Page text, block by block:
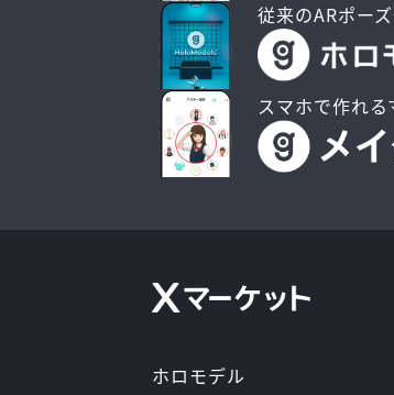
従来のARポー
スマホで作れ
ホロモデル